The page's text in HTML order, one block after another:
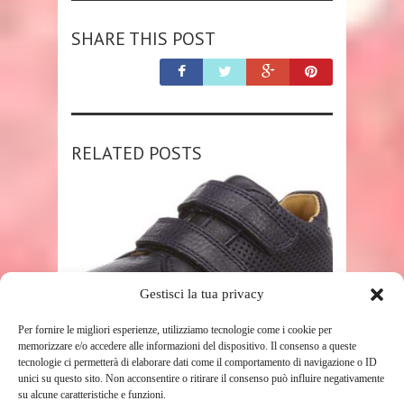
Gestisci la tua privacy
Per fornire le migliori esperienze, utilizziamo tecnologie come i cookie per
memorizzare e/o accedere alle informazioni del dispositivo. Il consenso a queste
tecnologie ci permetterà di elaborare dati come il comportamento di navigazione o ID
unici su questo sito. Non acconsentire o ritirare il consenso può influire negativamente
su alcune caratteristiche e funzioni.
SHARE THIS POST
RELATED POSTS
SHOP
COCOMMA APS
21816.118999999999, SCARPE DA